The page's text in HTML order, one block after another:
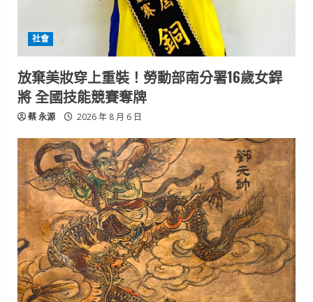
社會
放棄美妝穿上重裝！勞動部南分署16歲女銲
將 全國技能競賽奪牌
蔡 永源 2026 年 8 月 6 日